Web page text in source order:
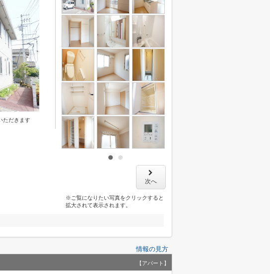
ただきます
次へ
※ご覧になりたい写真をクリックすると
拡大されて表示されます。
情報の見方
【アパート】